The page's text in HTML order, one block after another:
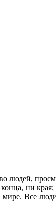
людей,
ни
Все